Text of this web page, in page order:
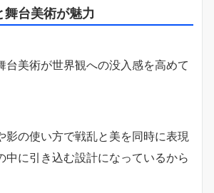
台美術が魅力
台美術が世界観への没入感を高めて
影の使い方で戦乱と美を同時に表現
中に引き込む設計になっているから